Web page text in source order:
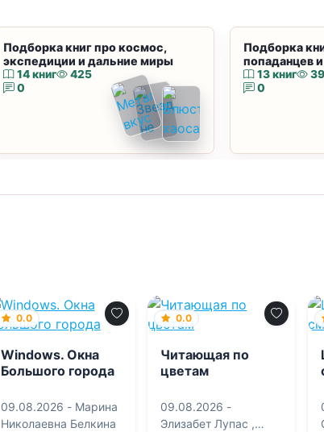
Подборка книг про космос,
экспедиции и дальние миры
14 книг
425
0
Подборка
попаданцев
13 книг
0
0.0
Windows. Окна
Большого города
09.08.2026 - Марина
Николаевна Белкина
0.0
Читающая по
цветам
09.08.2026 -
Элизабет Лупас ,